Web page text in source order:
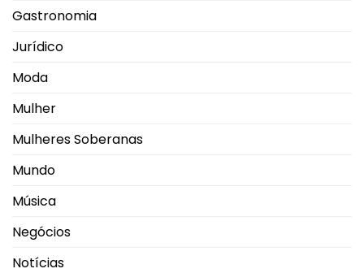
Gastronomia
Jurídico
Moda
Mulher
Mulheres Soberanas
Mundo
Música
Negócios
Notícias